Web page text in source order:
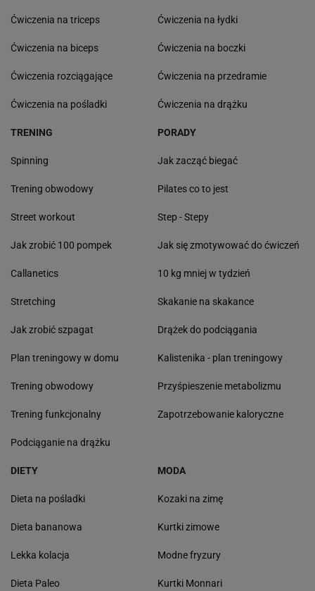
Ćwiczenia na triceps
Ćwiczenia na biceps
Ćwiczenia rozciągające
Ćwiczenia na pośladki
Ćwiczenia na łydki
Ćwiczenia na boczki
Ćwiczenia na przedramie
Ćwiczenia na drążku
TRENING
Spinning
Trening obwodowy
Street workout
Jak zrobić 100 pompek
Callanetics
Stretching
Jak zrobić szpagat
Plan treningowy w domu
Trening obwodowy
Trening funkcjonalny
Podciąganie na drążku
PORADY
Jak zacząć biegać
Pilates co to jest
Step - Stepy
Jak się zmotywować do ćwiczeń
10 kg mniej w tydzień
Skakanie na skakance
Drążek do podciągania
Kalistenika - plan treningowy
Przyśpieszenie metabolizmu
Zapotrzebowanie kaloryczne
DIETY
Dieta na pośladki
Dieta bananowa
Lekka kolacja
Dieta Paleo
MODA
Kozaki na zimę
Kurtki zimowe
Modne fryzury
Kurtki Monnari